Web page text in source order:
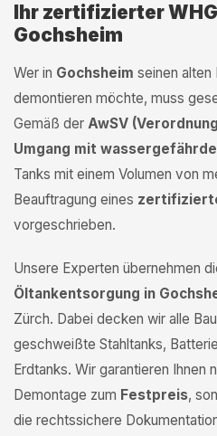
Ihr zertifizierter
Gochsheim
Wer in Gochsheim seinen alten
demontieren möchte, muss
Gemäß der AwSV
Umgang mit
Tanks mit einem Volumen von
Beauftragung eines
vorgeschrieben.
Unsere Experten übernehmen
Öltankentsorgung in
Zürch. Dabei decken wir alle
geschweißte Stahltanks,
Erdtanks. Wir garantieren Ihnen
Demontage zum Festpreis,
die rechtssichere